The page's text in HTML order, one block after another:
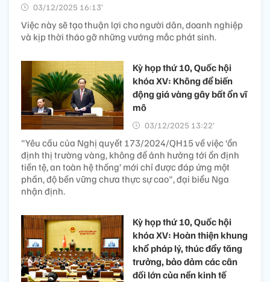
03/12/2025 16:13’
Việc này sẽ tạo thuận lợi cho người dân, doanh nghiệp
và kịp thời tháo gỡ những vướng mắc phát sinh.
Kỳ họp thứ 10, Quốc hội
khóa XV: Không để biến
động giá vàng gây bất ổn vĩ
mô
03/12/2025 13:22’
"Yêu cầu của Nghị quyết 173/2024/QH15 về việc ‘ổn
định thị trường vàng, không để ảnh hưởng tới ổn định
tiền tệ, an toàn hệ thống’ mới chỉ được đáp ứng một
phần, độ bền vững chưa thực sự cao", đại biểu Nga
nhận định.
Kỳ họp thứ 10, Quốc hội
khóa XV: Hoàn thiện khung
khổ pháp lý, thúc đẩy tăng
trưởng, bảo đảm các cân
đối lớn của nền kinh tế